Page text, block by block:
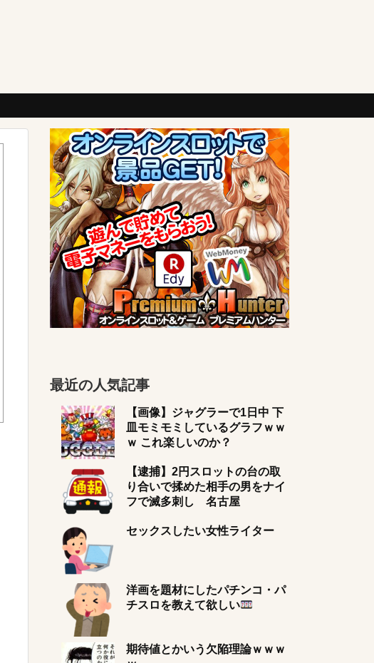
最近の人気記事
【画像】ジャグラーで1日中 下
皿モミモミしているグラフｗｗ
ｗ これ楽しいのか？
【逮捕】2円スロットの台の取
り合いで揉めた相手の男をナイ
フで滅多刺し 名古屋
セックスしたい女性ライター
洋画を題材にしたパチンコ・パ
チスロを教えて欲しい
期待値とかいう欠陥理論ｗｗｗ